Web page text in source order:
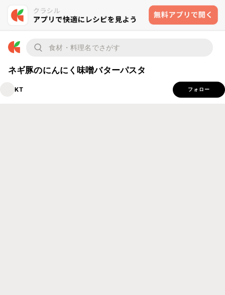
ネギ豚のにんにく味噌バターパスタ
KT フォロー